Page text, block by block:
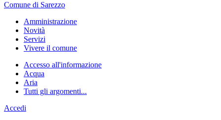
Comune di Sarezzo
Amministrazione
Novità
Servizi
Vivere il comune
Accesso all'informazione
Acqua
Aria
Tutti gli argomenti...
Accedi